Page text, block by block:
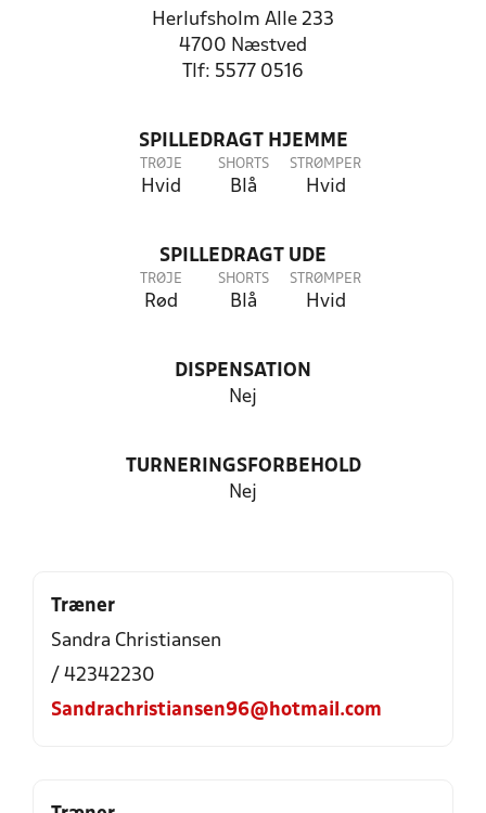
Herlufsholm Alle 233
4700 Næstved
Tlf: 5577 0516
SPILLEDRAGT HJEMME
TRØJE
Hvid
SHORTS
Blå
STRØMPER
Hvid
SPILLEDRAGT UDE
TRØJE
Rød
SHORTS
Blå
STRØMPER
Hvid
DISPENSATION
Nej
TURNERINGSFORBEHOLD
Nej
Træner
Sandra Christiansen
/ 42342230
Sandrachristiansen96@hotmail.com